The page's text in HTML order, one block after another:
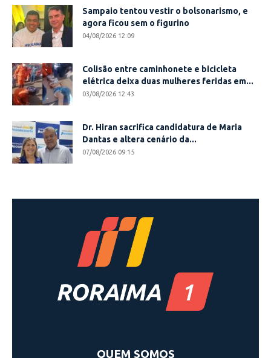
Sampaio tentou vestir o bolsonarismo, e
agora ficou sem o figurino
04/08/2026 12:09
Colisão entre caminhonete e bicicleta
elétrica deixa duas mulheres feridas em...
03/08/2026 12:43
Dr. Hiran sacrifica candidatura de Maria
Dantas e altera cenário da...
07/08/2026 09:15
QUEM SOMOS